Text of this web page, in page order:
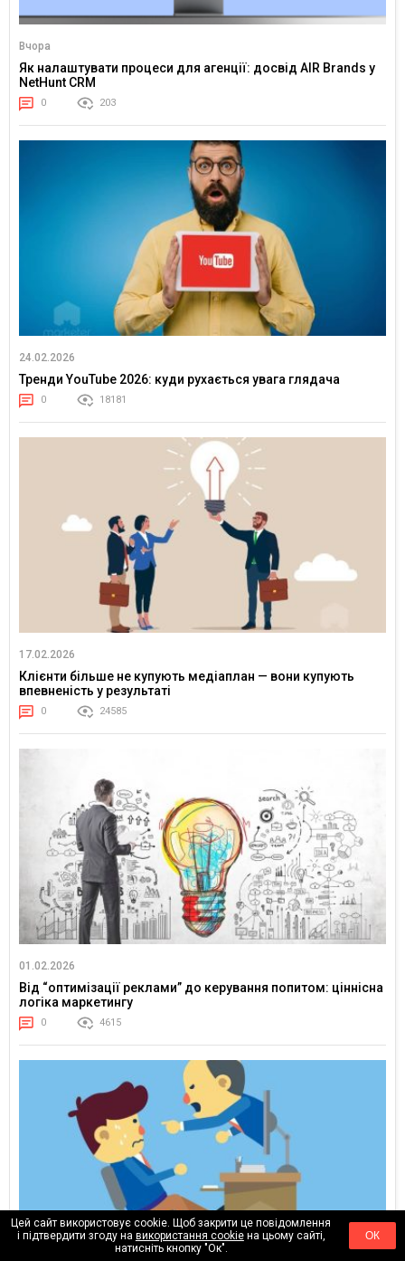
Вчора
Як налаштувати процеси для агенції: досвід AIR Brands у
NetHunt CRM
0 203
24.02.2026
Тренди YouTube 2026: куди рухається увага глядача
0 18181
17.02.2026
Клієнти більше не купують медіаплан — вони купують
впевненість у результаті
0 24585
01.02.2026
Від “оптимізації реклами” до керування попитом: ціннісна
логіка маркетингу
0 4615
Цей сайт використовує cookie. Щоб закрити це повідомлення
і підтвердити згоду на використання cookieна цьому сайті,
натисніть кнопку "Ок".
ОК